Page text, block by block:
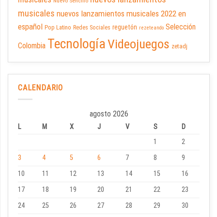
musicales nuevos lanzamientos musicales 2022 en
español Pop Latino Redes Sociales reguetón rezeteando Selección
Colombia TecnologíaVideojuegos zetadj
CALENDARIO
agosto 2026
L M X J V S
D
1
2
3
4 5 6 7 8
9
10
11 12 13 14 15
16
17
18 19 20 21 22
23
24
25 26 27 28 29
30